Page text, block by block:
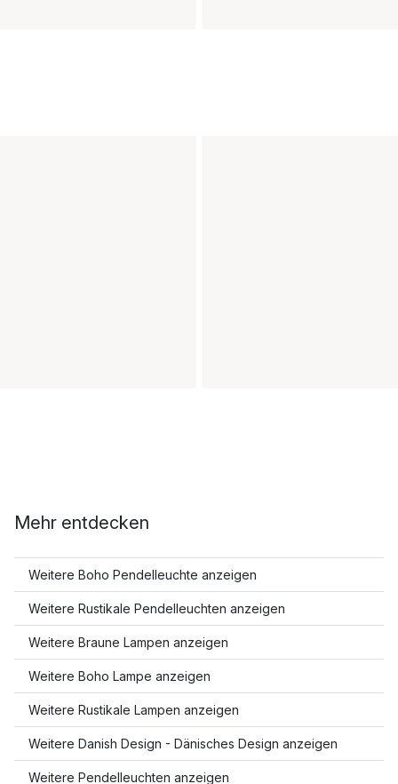
Mehr entdecken
Weitere Boho Pendelleuchte anzeigen
Weitere Rustikale Pendelleuchten anzeigen
Weitere Braune Lampen anzeigen
Weitere Boho Lampe anzeigen
Weitere Rustikale Lampen anzeigen
Weitere Danish Design - Dänisches Design anzeigen
Weitere Pendelleuchten anzeigen